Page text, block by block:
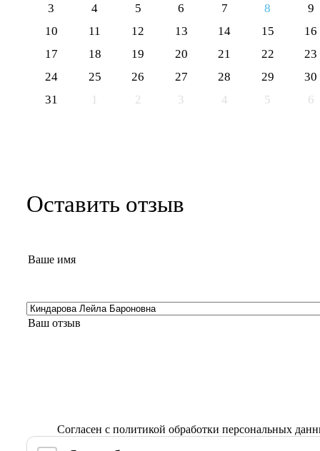
3
4 5 6 7 8
9
10
11 12 13 14 15
16
17
18 19 20 21 22
23
24
25 26 27 28 29
30
31
1 2 3 4 5 6
Оставить отзыв
Согласен с политикой обработки персональных